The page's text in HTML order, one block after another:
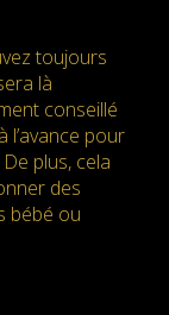
toujours
là
conseillé
l’avance pour
plus, cela
des
bébé ou